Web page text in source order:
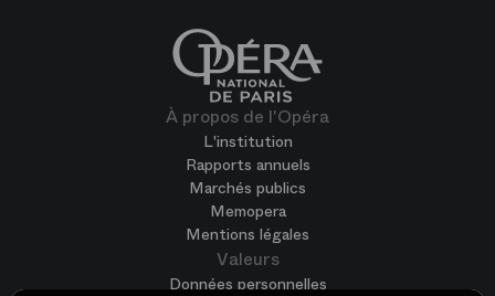
À propos de l'Opéra
L'institution
Rapports annuels
Marchés publics
Memopera
Mentions légales
Valeurs
Données personnelles